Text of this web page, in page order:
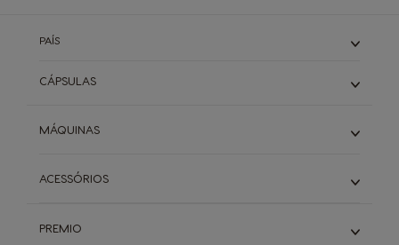
PAÍS
CÁPSULAS
Cafés Longos
Descafeinados
MÁQUINAS
Infinissima
Mini Me
ACESSÓRIOS
PREMIO